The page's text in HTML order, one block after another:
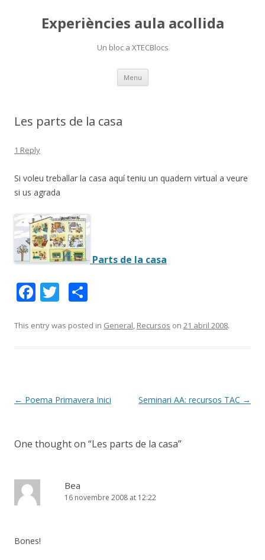
Experiències aula acollida
Un bloc a XTECBlocs
Menu Skip
content
Les parts de la casa
1 Reply
Si voleu treballar la casa aquí teniu un quadern virtual a veure
si us agrada
Parts de la casa
F
e
k
T
itt m
ix
This entry was posted in General, Recursos on 21 abril 2008.
Post
← Poema Primavera Inici Seminari AA: recursos TAC →
One thought on “Les parts de la casa”
Bea
16 novembre 2008 at 12:22
Bones!